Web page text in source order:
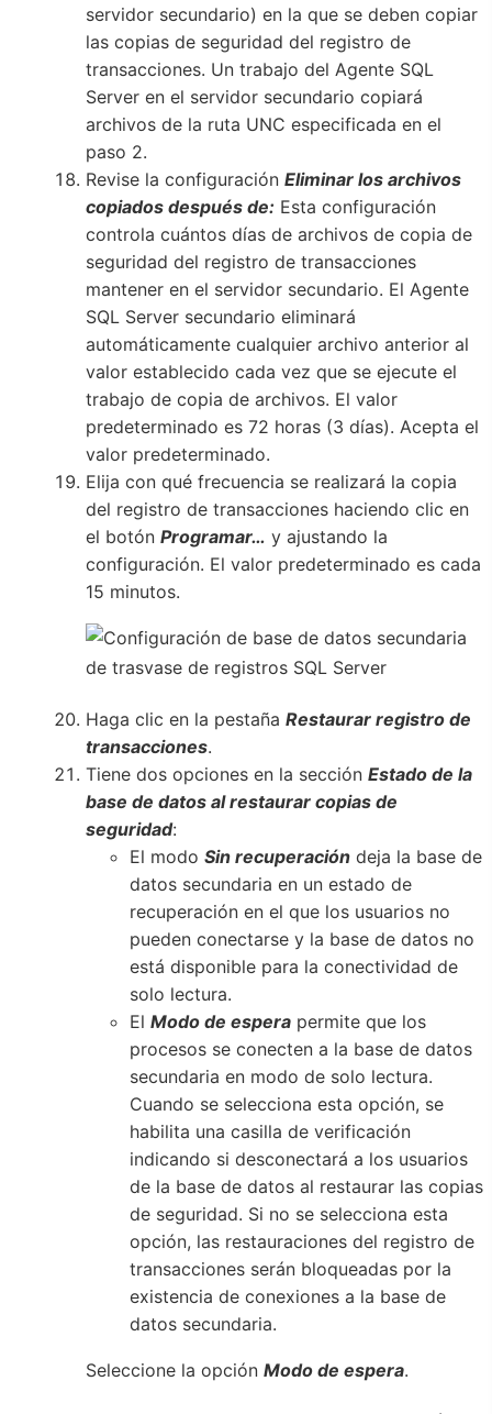
servidor secundario) en la que se deben copiar
las copias de seguridad del registro de
transacciones. Un trabajo del Agente SQL
Server en el servidor secundario copiará
archivos de la ruta UNC especificada en el
paso 2.
Revise la configuración Eliminar los archivos
copiados después de: Esta configuración
controla cuántos días de archivos de copia de
seguridad del registro de transacciones
mantener en el servidor secundario. El Agente
SQL Server secundario eliminará
automáticamente cualquier archivo anterior al
valor establecido cada vez que se ejecute el
trabajo de copia de archivos. El valor
predeterminado es 72 horas (3 días). Acepta el
valor predeterminado.
Elija con qué frecuencia se realizará la copia
del registro de transacciones haciendo clic en
el botón Programar… y ajustando la
configuración. El valor predeterminado es cada
15 minutos.
Haga clic en la pestaña Restaurar registro de
transacciones.
Tiene dos opciones en la sección Estado de la
base de datos al restaurar copias de
seguridad:
El modo Sin recuperación deja la base de
datos secundaria en un estado de
recuperación en el que los usuarios no
pueden conectarse y la base de datos no
está disponible para la conectividad de
solo lectura.
El Modo de espera permite que los
procesos se conecten a la base de datos
secundaria en modo de solo lectura.
Cuando se selecciona esta opción, se
habilita una casilla de verificación
indicando si desconectará a los usuarios
de la base de datos al restaurar las copias
de seguridad. Si no se selecciona esta
opción, las restauraciones del registro de
transacciones serán bloqueadas por la
existencia de conexiones a la base de
datos secundaria.
Seleccione la opción Modo de espera.